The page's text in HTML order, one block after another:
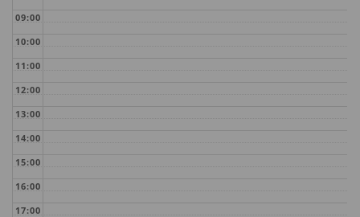
09:00
10:00
11:00
12:00
13:00
14:00
15:00
16:00
17:00